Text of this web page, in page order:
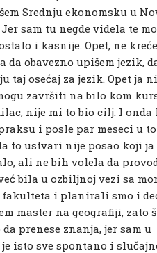
Srednju ekonomsku u
sam tu negde videla te
i kasnije. Opet, ne
obavezno upišem jezik,
taj osećaj za jezik. Opet ja
završiti na bilo kom
nije mi to bio cilj. I onda
i posle par meseci u
to ustvari nije posao koji ja
ali ne bih volela da
bila u ozbiljnoj vezi sa
fakulteta i planirali smo i
master na geografiji, zato
prenese znanja, jer sam u
isto sve spontano i